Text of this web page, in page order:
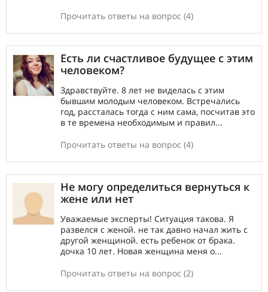
Прочитать ответы на вопрос (4)
Есть ли счастливое будущее с этим
человеком?
Здравствуйте. 8 лет не виделась с этим
бывшим молодым человеком. Встречались
год, рассталась тогда с ним сама, посчитав это
в те времена необходимым и правил...
Прочитать ответы на вопрос (4)
Не могу определиться вернуться к
жене или нет
Уважаемые эксперты! Ситуация такова. Я
развелся с женой. не так давно начал жить с
другой женщиной. есть ребенок от брака.
дочка 10 лет. Новая женщина меня о...
Прочитать ответы на вопрос (2)